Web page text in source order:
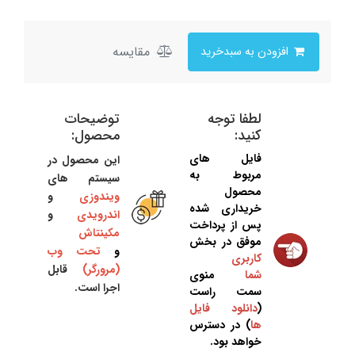
مقایسه
لطفا توجه
کنید:
فایل های
مربوط به
محصول
خریداری شده
پس از پرداخت
موفق در بخش
کاربری
شما منوی
سمت راست
(دانلود فایل
ها) در دسترس
خواهد بود.
توضیحات
محصول:
این محصول در
سیستم های
ویندوزی و
اندرویدی و
مکینتاش
و تحت وب
(مرورگر) قابل
اجرا است.